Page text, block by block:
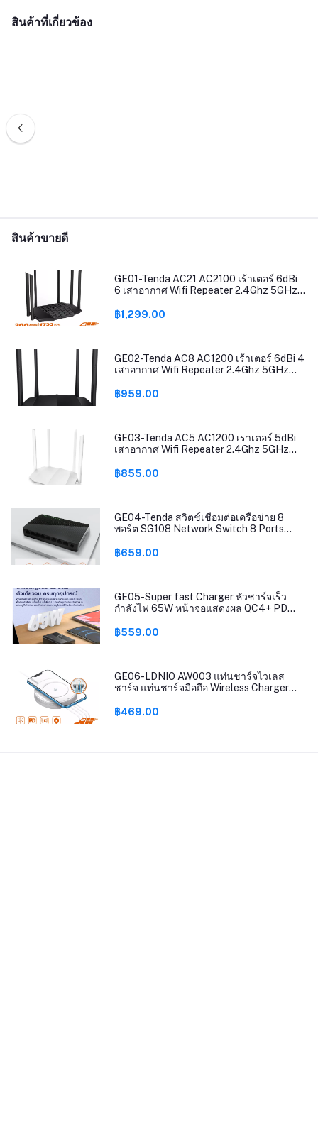
สินค้าที่เกี่ยวข้อง
สินค้าขายดี
GE01-Tenda AC21 AC2100 เร้าเตอร์ 6dBi
6 เสาอากาศ Wifi Repeater 2.4Ghz 5GHz
Router Mode/AP Mode/Repeater Mode
฿1,299.00
GE02-Tenda AC8 AC1200 เร้าเตอร์ 6dBi 4
เสาอากาศ Wifi Repeater 2.4Ghz 5GHz
Mode / AP Mode / Repeater Mode ติดตั้ง
฿959.00
GE03-Tenda AC5 AC1200 เราเตอร์ 5dBi
เสาอากาศ Wifi Repeater 2.4Ghz 5GHz
Router Mode / AP Mode / Repeater Mode
฿855.00
GE04-Tenda สวิตช์เชื่อมต่อเครือข่าย 8
พอร์ต SG108 Network Switch 8 Ports
Switcher Lan Hub MDI/MDIX Full/Half
฿659.00
GE05-Super fast Charger หัวชาร์จเร็ว
กำลังไฟ 65W หน้าจอแสดงผล QC4+ PD
LDNIO A4808Q สายยาว150cm
฿559.00
GE06-LDNIO AW003 แท่นชาร์จไวเลส
ชาร์จ แท่นชาร์จมือถือ Wireless Charger
ยาว150 เซนติเมตร
฿469.00